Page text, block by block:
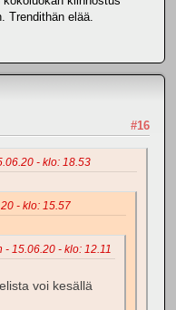
Trendithän elää.
#16
- klo: 18.53
- klo: 15.57
15.06.20 - klo: 12.11
voi kesällä